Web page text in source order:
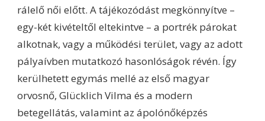
rálelő női előtt. A tájékozódást megkönnyítve –
egy-két kivételtől eltekintve – a portrék párokat
alkotnak, vagy a működési terület, vagy az adott
pályaívben mutatkozó hasonlóságok révén. Így
kerülhetett egymás mellé az első magyar
orvosnő, Glücklich Vilma és a modern
betegellátás, valamint az ápolónőképzés